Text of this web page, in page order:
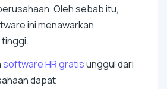
Oleh sebab itu,
ini menawarkan
softwareHR gratisunggul dari
dapat